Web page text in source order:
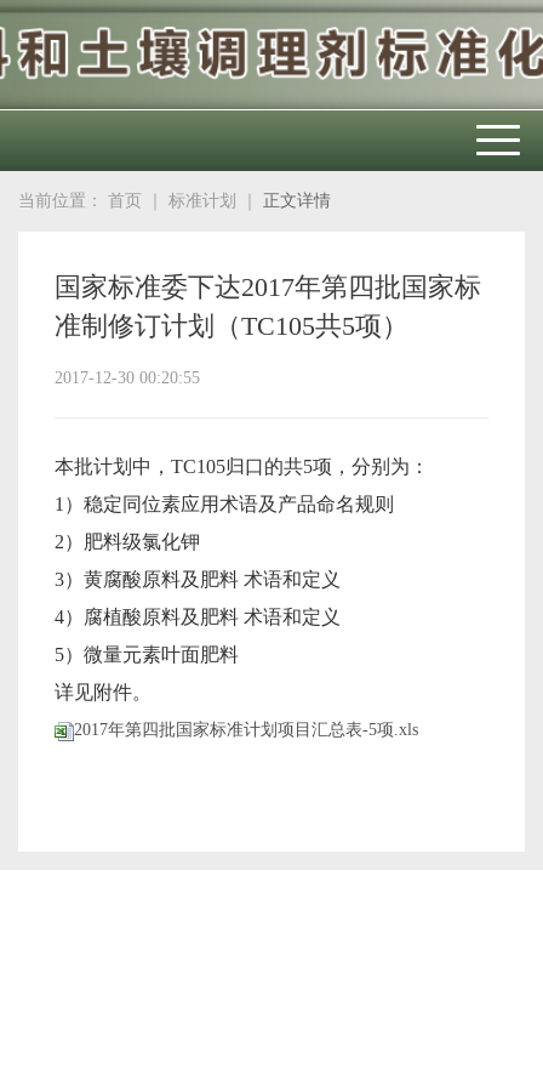
当前位置： 首页 标准计划 正文详情
国家标准委下达2017年第四批国家标
准制修订计划（TC105共5项）
2017-12-30 00:20:55
本批计划中，TC105归口的共5项，分别为：
1）稳定同位素应用术语及产品命名规则
2）肥料级氯化钾
3）黄腐酸原料及肥料 术语和定义
4）腐植酸原料及肥料 术语和定义
5）微量元素叶面肥料
详见附件。
2017年第四批国家标准计划项目汇总表-5项.xls